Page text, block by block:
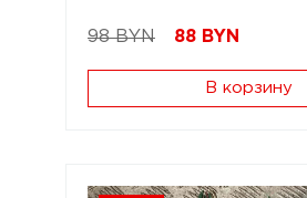
98 BYN 88 BYN
В корзину